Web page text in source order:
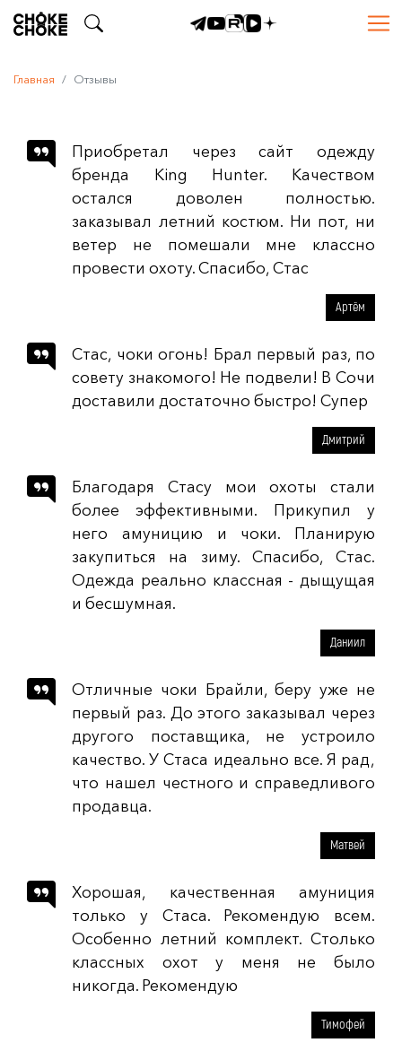
Главная Отзывы
Приобретал через сайт одежду
бренда King Hunter. Качеством
остался доволен полностью.
заказывал летний костюм. Ни пот, ни
ветер не помешали мне классно
провести охоту. Спасибо, Стас
Артём
Стас, чоки огонь! Брал первый раз, по
совету знакомого! Не подвели! В Сочи
доставили достаточно быстро! Супер
Дмитрий
Благодаря Стасу мои охоты стали
более эффективными. Прикупил у
него амуницию и чоки. Планирую
закупиться на зиму. Спасибо, Стас.
Одежда реально классная - дыщущая
и бесшумная.
Даниил
Отличные чоки Брайли, беру уже не
первый раз. До этого заказывал через
другого поставщика, не устроило
качество. У Стаса идеально все. Я рад,
что нашел честного и справедливого
продавца.
Матвей
Хорошая, качественная амуниция
только у Стаса. Рекомендую всем.
Особенно летний комплект. Столько
классных охот у меня не было
никогда. Рекомендую
Тимофей